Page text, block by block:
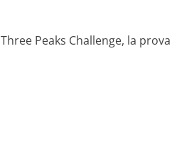
Peaks Challenge, la